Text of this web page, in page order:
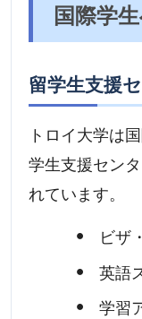
国際学
留学生支援
トロイ大学は
学生支援セン
れています。
ビザ
英語
学習